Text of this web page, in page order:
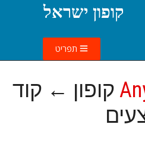
קופון ישראל
תפריט
קופון ← קוד